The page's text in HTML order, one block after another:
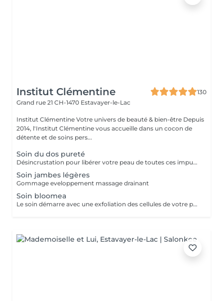
Institut Clémentine
130
Grand rue 21 CH-1470 Estavayer-le-Lac
Institut Clémentine Votre univers de beauté & bien-être Depuis
2014, l'Institut Clémentine vous accueille dans un cocon de
détente et de soins pers...
Soin du dos pureté
Désincrustation pour libérer votre peau de toutes ces impuretés, nettoyage en profondeur, masque purifiant et massage relaxant
Soin jambes légères
Gommage eveloppement massage drainant
Soin bloomea
Le soin démarre avec une exfoliation des cellules de votre peau de manière plus approfondie. Votre teint sera lisse, uniforme, le grain de peau affiné, uniforme et votre peau sera apte à recevoir la suite du traitement. Ce soin sera suivi d'une application d'appareil à Leds selon la couleur de la Led elle aura un impacte différent sur les cellules de votre peau afin de les orienter vers la bonne voie selon l'effet recherché. La dernière phase du soin consiste à améliorer la qualité de votre peau en faisant pénétrer une crème à base de collagène, élastine et acide hyaluronique, cette phase permet à votre peau d'être plus souple, hydratée en profondeur, la régénération de votre peau va être activée, donc votre peau sera plus ferme, les signes du vieillissement cutané seront moins apparents. Les imperfections cutanées seront ainsi estompées.